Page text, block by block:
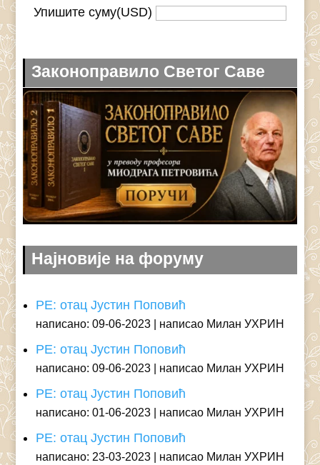
Упишите суму(USD)
Законоправило Светог Саве
Најновије на форуму
РЕ: отац Јустин Поповић
написано: 09-06-2023 написао Милан УХРИН
РЕ: отац Јустин Поповић
написано: 09-06-2023 написао Милан УХРИН
РЕ: отац Јустин Поповић
написано: 01-06-2023 написао Милан УХРИН
РЕ: отац Јустин Поповић
написано: 23-03-2023 написао Милан УХРИН